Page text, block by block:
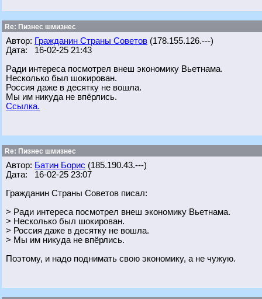
Re: Пизнес шмизнес
Автор: Гражданин Страны Советов (178.155.126.---)
Дата: 16-02-25 21:43
Ради интереса посмотрел внеш экономику Вьетнама.
Несколько был шокирован.
Россия даже в десятку не вошла.
Мы им никуда не впёрлись.
Ссылка.
Re: Пизнес шмизнес
Автор: Батин Борис (185.190.43.---)
Дата: 16-02-25 23:07
Гражданин Страны Советов писал:
> Ради интереса посмотрел внеш экономику Вьетнама.
> Несколько был шокирован.
> Россия даже в десятку не вошла.
> Мы им никуда не впёрлись.
Поэтому, и надо поднимать свою экономику, а не чужую.